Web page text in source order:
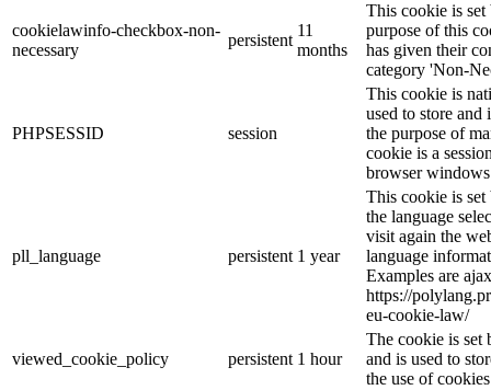
cookielawinfo-checkbox-non-
necessary
persistent
11
months
This cookie is
purpose of this
has given their
category 'Non-
PHPSESSID session
This cookie is
used to store
the purpose of
cookie is a
browser
pll_language persistent 1 year
This cookie is set
the language
visit again the
language
Examples are
https://
eu-cookie-law/
viewed_cookie_policy persistent 1 hour
The cookie is set
and is used to
the use of